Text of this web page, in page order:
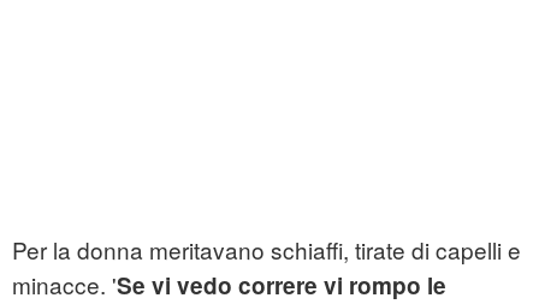
Per la donna meritavano schiaffi, tirate di capelli e
minacce. 'Se vi vedo correre vi rompo le